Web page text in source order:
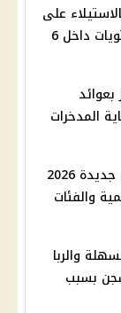
على
متعلقات من فيلا وإتلاف محتويات داخل 6
20.5% لحماية المدخرات
كيفية استخراج بطاقة تموين جديدة 2026
والفئات
والربا
بسبب